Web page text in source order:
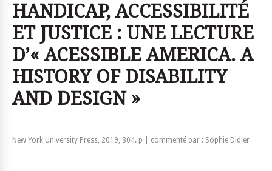
HANDICAP, ACCESSIBILITÉ
ET JUSTICE : UNE LECTURE
D’« ACESSIBLE AMERICA. A
HISTORY OF DISABILITY
AND DESIGN »
New York University Press, 2019, 304. p | commenté par : Sophie Didier